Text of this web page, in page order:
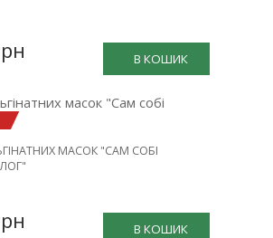
В КОШИК
МАСОК "САМ СОБІ
В КОШИК